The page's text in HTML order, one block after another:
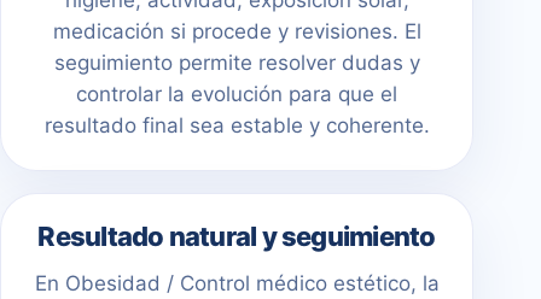
medicación si procede y revisiones. El
seguimiento permite resolver dudas y
controlar la evolución para que el
resultado final sea estable y coherente.
Resultado natural y seguimiento
En Obesidad / Control médico estético, la